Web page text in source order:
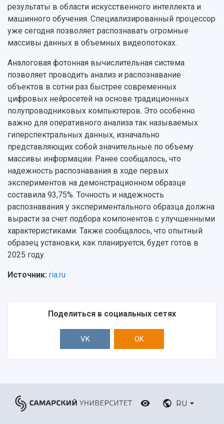
результаты в области искусственного интеллекта и
машинного обучения. Специализированный процессор
уже сегодня позволяет распознавать огромные
массивы данных в объемных видеопотоках.
Аналоговая фотонная вычислительная система
позволяет проводить анализ и распознавание
объектов в сотни раз быстрее современных
цифровых нейросетей на основе традиционных
полупроводниковых компьютеров. Это особенно
важно для оперативного анализа так называемых
гиперспектральных данных, изначально
представляющих собой значительные по объему
массивы информации. Ранее сообщалось, что
надежность распознавания в ходе первых
экспериментов на демонстрационном образце
составила 93,75%. Точность и надежность
распознавания у экспериментального образца должна
вырасти за счет подбора компонентов с улучшенными
характеристиками. Также сообщалось, что опытный
образец установки, как планируется, будет готов в
2025 году.
Источник: ria.ru
Поделиться в социальных сетях
VK OK
RU